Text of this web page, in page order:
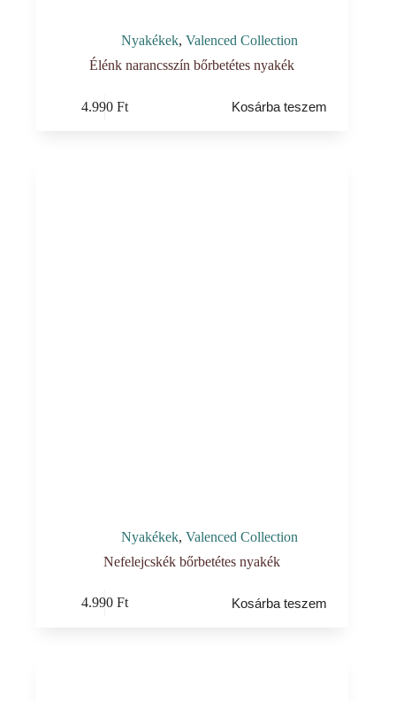
Nyakékek,Valenced Collection
Élénk narancsszín bőrbetétes nyakék
4.990Ft Kosárba teszem
Nyakékek,Valenced Collection
Nefelejcskék bőrbetétes nyakék
4.990Ft Kosárba teszem